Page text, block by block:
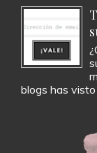
blogs has visto